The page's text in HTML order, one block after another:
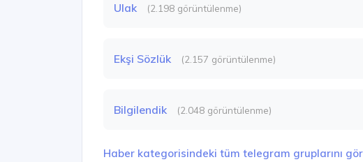
Ulak (2.198 görüntülenme)
Ekşi Sözlük (2.157 görüntülenme)
Bilgilendik (2.048 görüntülenme)
Haber kategorisindeki tüm telegram gruplarını